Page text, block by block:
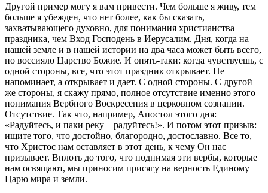
Другой пример могу я вам привести. Чем больше я живу, тем
больше я убежден, что нет более, как бы сказать,
захватывающего духовно, для понимания христианства
праздника, чем Вход Господень в Иерусалим. Дня, когда на
нашей земле и в нашей истории на два часа может быть всего,
но воссияло Царство Божие. И опять-таки: когда чувствуешь, с
одной стороны, все, что этот праздник открывает. Не
напоминает, а открывает и дает. С одной стороны. С другой
же стороны, я скажу прямо, полное отсутствие именно этого
понимания Вербного Воскресения в церковном сознании.
Отсутствие. Так что, например, Апостол этого дня:
«Радуйтесь, и паки реку – радуйтесь!». И потом этот призыв:
ищите того, что достойно, благородно, достославно. Все то,
что Христос нам оставляет в этот день, к чему Он нас
призывает. Вплоть до того, что поднимая эти вербы, которые
нам освящают, мы приносим присягу на верность Единому
Царю мира и земли.